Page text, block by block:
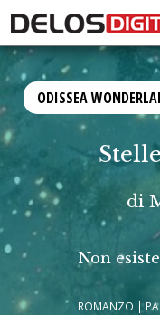
ODISSEA
di
Non
ROMANZO |